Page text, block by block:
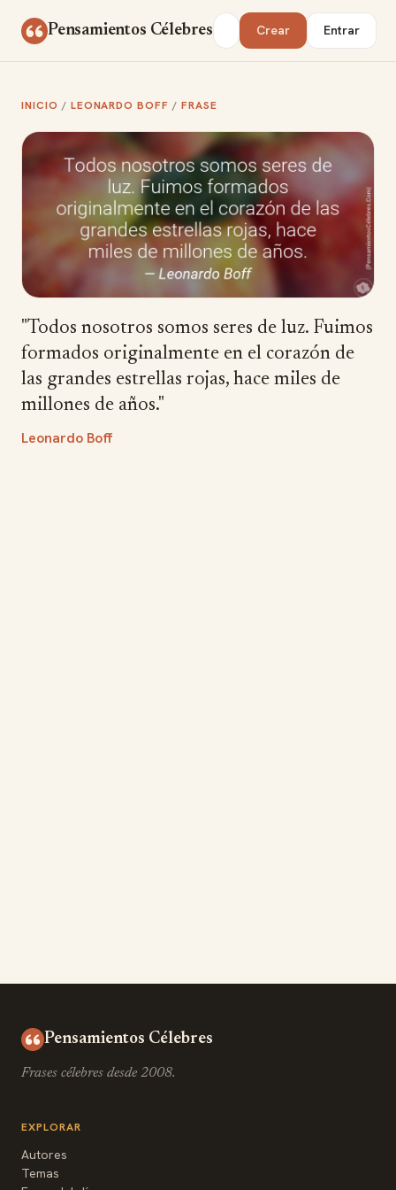
Pensamientos Célebres Buscar Crear Entrar
INICIO / LEONARDO BOFF /FRASE
"Todos nosotros somos seres de luz. Fuimos
formados originalmente en el corazón de
las grandes estrellas rojas, hace miles de
millones de años."
Leonardo Boff
Pensamientos Célebres
Frases célebres desde 2008.
EXPLORAR
Autores
Temas